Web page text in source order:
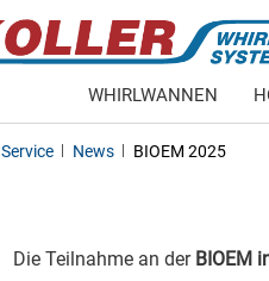
WHIRLWANNEN
Service News BIOEM 2025
Die Teilnahme an der BIOEM